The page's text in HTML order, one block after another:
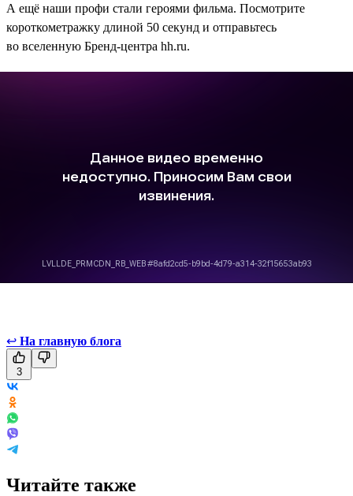
А ещё наши профи стали героями фильма. Посмотрите
короткометражку длиной 50 секунд и отправьтесь
во вселенную Бренд-центра hh.ru.
↩ На главную блога
3
Читайте также